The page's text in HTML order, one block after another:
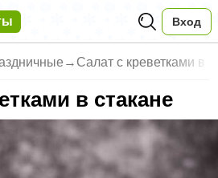
Вход
→ Салат с креветками в
в стакане